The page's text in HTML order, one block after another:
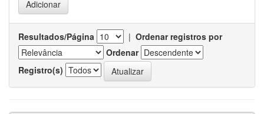
Resultados/Página | Ordenar registros por
Ordenar
Registro(s)